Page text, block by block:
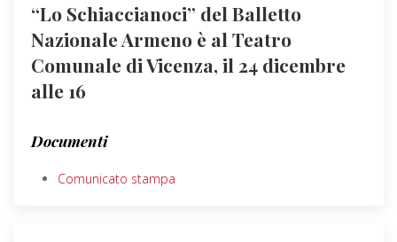
“Lo Schiaccianoci” del Balletto
Nazionale Armeno è al Teatro
Comunale di Vicenza, il 24 dicembre
alle 16
Documenti
Comunicato stampa